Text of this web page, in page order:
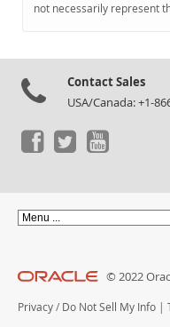
not necessarily represent
Contact Sales
USA/Canada: +1-
© 2022
Privacy / Do Not Sell My Info |